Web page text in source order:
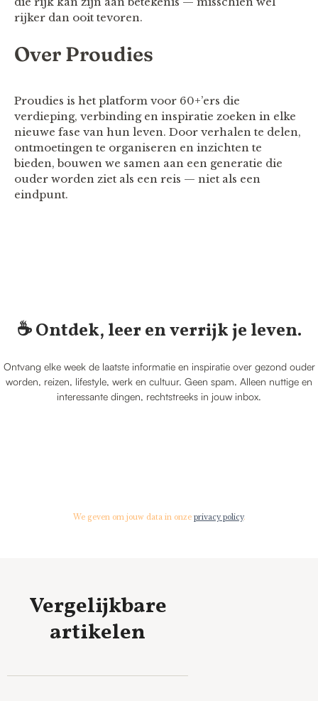
rijker dan ooit tevoren.
Over Proudies
Proudies is het platform voor 60+’ers die
verdieping, verbinding en inspiratie zoeken in elke
nieuwe fase van hun leven. Door verhalen te delen,
ontmoetingen te organiseren en inzichten te
bieden, bouwen we samen aan een generatie die
ouder worden ziet als een reis — niet als een
eindpunt.
☕️ Ontdek, leer en verrijk je leven.
Ontvang elke week de laatste informatie en inspiratie over gezond ouder
worden, reizen, lifestyle, werk en cultuur. Geen spam. Alleen nuttige en
interessante dingen, rechtstreeks in jouw inbox.
We geven om jouw data in onze privacy policy.
Vergelijkbare
artikelen